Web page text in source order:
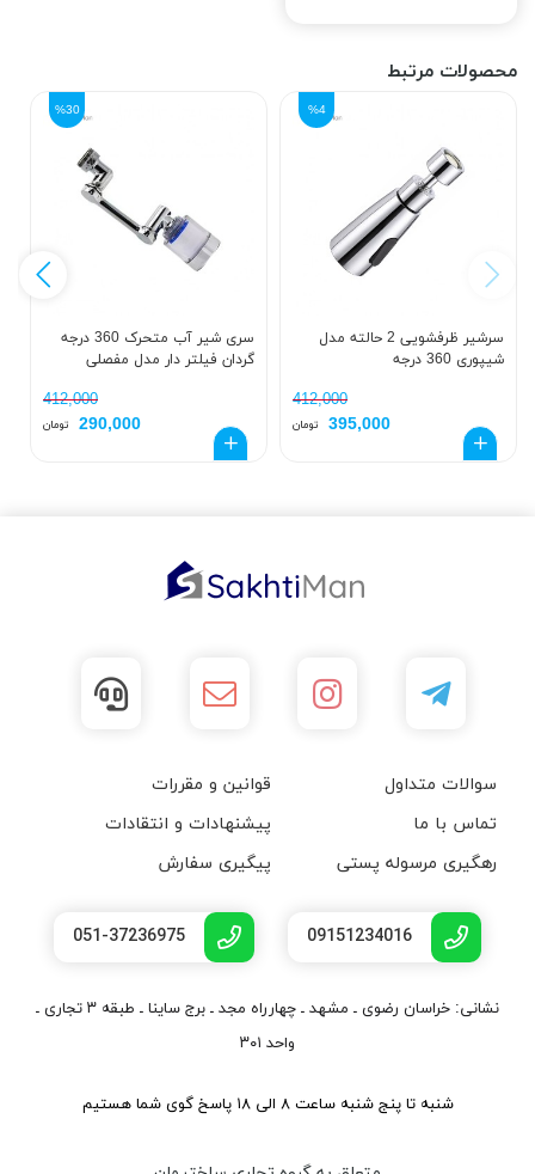
محصولات مرتبط
سرشیر ظرفشویی 2 حالته مدل
شیپوری 360 درجه
412,000
%4
395,000 تومان
سری شیر آب متحرک 360 درجه
گردان فیلتر دار مدل مفصلی
412,000
%30
290,000 تومان
سوالات متداول
قوانین و مقررات
تماس با ما
پیشنهادات و انتقادات
رهگیری مرسوله پستی
پیگیری سفارش
09151234016
051-37236975
نشانی: خراسان رضوی ـ مشهد ـ چهارراه مجد ـ برج ساینا ـ طبقه ۳ تجاری ـ
واحد ۳۰۱
شنبه تا پنج شنبه ساعت ۸ الی ۱۸ پاسخ گوی شما هستیم